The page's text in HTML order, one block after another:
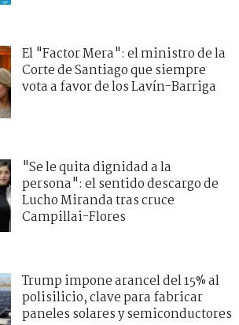
El "Factor Mera": el ministro de la
Corte de Santiago que siempre
vota a favor de los Lavín-Barriga
"Se le quita dignidad a la
persona": el sentido descargo de
Lucho Miranda tras cruce
Campillai-Flores
Trump impone arancel del 15% al
polisilicio, clave para fabricar
paneles solares y semiconductores